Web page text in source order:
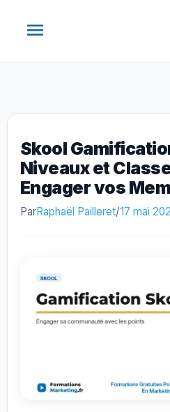
Menu
Skool
Niveaux et
Engager vos
ParRaphaël Pailleret/17 mai